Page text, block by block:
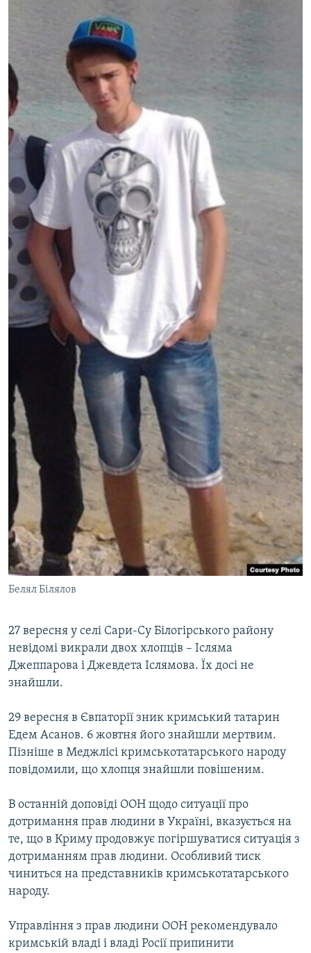
Белял Білялов
27 вересня у селі Сари-Су Білогірського району
невідомі викрали двох хлопців – Ісляма
Джеппарова і Джевдета Іслямова. Їх досі не
знайшли.
29 вересня в Євпаторії зник кримський татарин
Едем Асанов. 6 жовтня його знайшли мертвим.
Пізніше в Меджлісі кримськотатарського народу
повідомили, що хлопця знайшли повішеним.
В останній доповіді ООН щодо ситуації про
дотримання прав людини в Україні, вказується на
те, що в Криму продовжує погіршуватися ситуація з
дотриманням прав людини. Особливий тиск
чиниться на представників кримськотатарського
народу.
Управління з прав людини ООН рекомендувало
кримській владі і владі Росії припинити